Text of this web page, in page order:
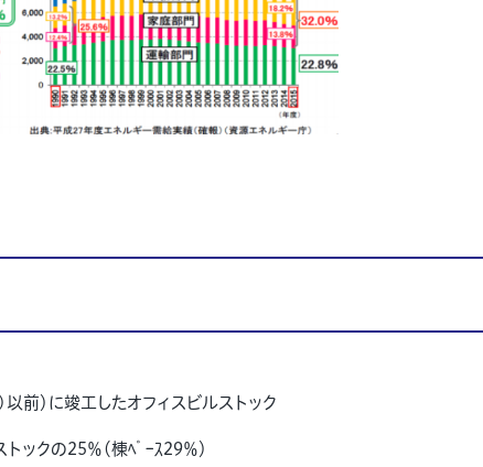
) 以前）に竣工したオフィスビルストック
ックの25％（棟ﾍﾞｰｽ29％）